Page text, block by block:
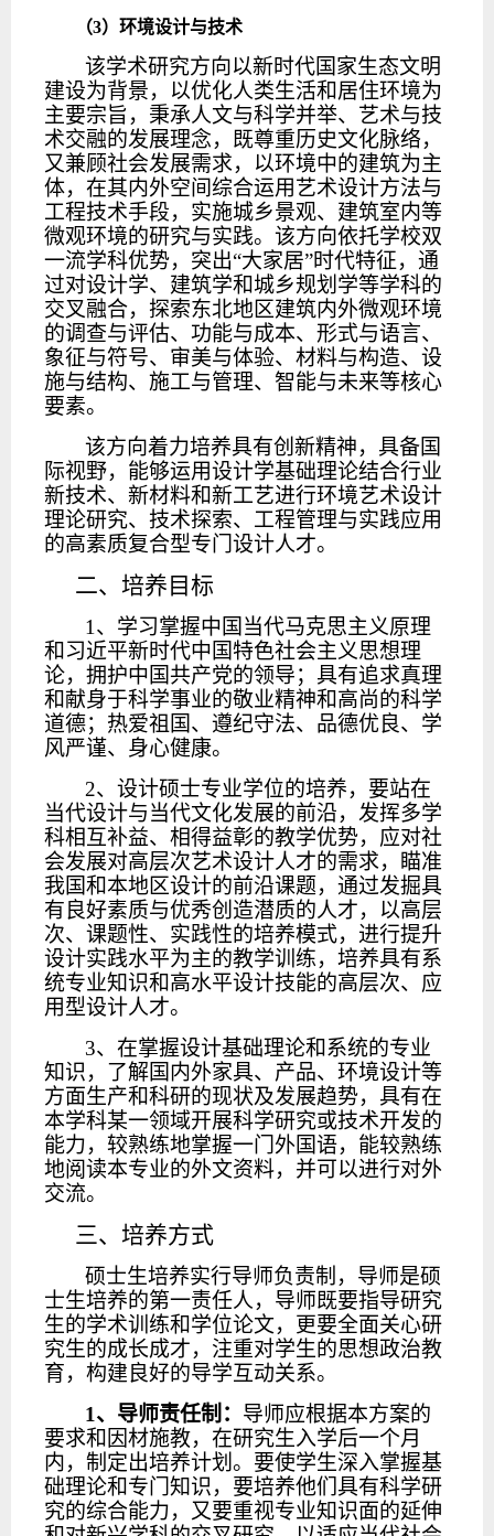
（3）环境设计与技术
该学术研究方向以新时代国家生态文明
建设为背景，以优化人类生活和居住环境为
主要宗旨，秉承人文与科学并举、艺术与技
术交融的发展理念，既尊重历史文化脉络，
又兼顾社会发展需求，以环境中的建筑为主
体，在其内外空间综合运用艺术设计方法与
工程技术手段，实施城乡景观、建筑室内等
微观环境的研究与实践。该方向依托学校双
一流学科优势，突出“大家居”时代特征，通
过对设计学、建筑学和城乡规划学等学科的
交叉融合，探索东北地区建筑内外微观环境
的调查与评估、功能与成本、形式与语言、
象征与符号、审美与体验、材料与构造、设
施与结构、施工与管理、智能与未来等核心
要素。
该方向着力培养具有创新精神，具备国
际视野，能够运用设计学基础理论结合行业
新技术、新材料和新工艺进行环境艺术设计
理论研究、技术探索、工程管理与实践应用
的高素质复合型专门设计人才。
二、培养目标
1、学习掌握中国当代马克思主义原理
和习近平新时代中国特色社会主义思想理
论，拥护中国共产党的领导；具有追求真理
和献身于科学事业的敬业精神和高尚的科学
道德；热爱祖国、遵纪守法、品德优良、学
风严谨、身心健康。
2、设计硕士专业学位的培养，要站在
当代设计与当代文化发展的前沿，发挥多学
科相互补益、相得益彰的教学优势，应对社
会发展对高层次艺术设计人才的需求，瞄准
我国和本地区设计的前沿课题，通过发掘具
有良好素质与优秀创造潜质的人才，以高层
次、课题性、实践性的培养模式，进行提升
设计实践水平为主的教学训练，培养具有系
统专业知识和高水平设计技能的高层次、应
用型设计人才。
3、在掌握设计基础理论和系统的专业
知识，了解国内外家具、产品、环境设计等
方面生产和科研的现状及发展趋势，具有在
本学科某一领域开展科学研究或技术开发的
能力，较熟练地掌握一门外国语，能较熟练
地阅读本专业的外文资料，并可以进行对外
交流。
三、培养方式
硕士生培养实行导师负责制，导师是硕
士生培养的第一责任人，导师既要指导研究
生的学术训练和学位论文，更要全面关心研
究生的成长成才，注重对学生的思想政治教
育，构建良好的导学互动关系。
1、导师责任制： 导师应根据本方案的
要求和因材施教，在研究生入学后一个月
内，制定出培养计划。要使学生深入掌握基
础理论和专门知识，要培养他们具有科学研
究的综合能力，又要重视专业知识面的延伸